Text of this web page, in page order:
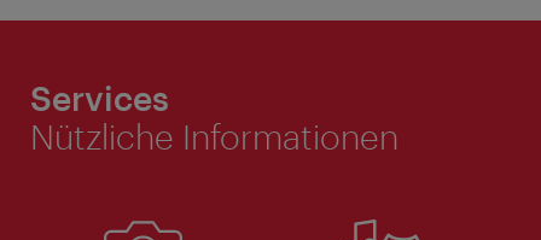
Services
Nützliche Informationen